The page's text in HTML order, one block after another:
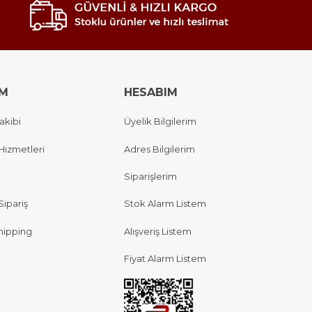
HESABIM
Üyelik Bilgilerim
Adres Bilgilerim
Siparişlerim
Stok Alarm Listem
Alışveriş Listem
Fiyat Alarm Listem